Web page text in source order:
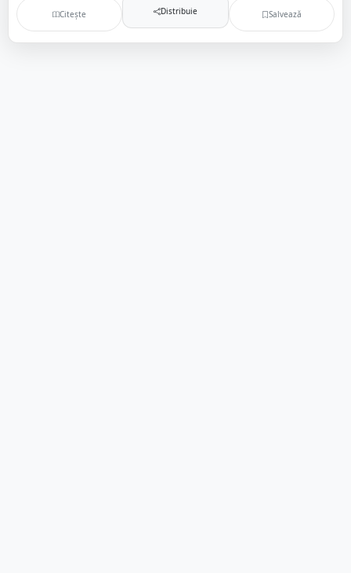
Citește Distribuie Salvează